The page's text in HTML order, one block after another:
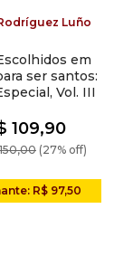
Luño
em
ser santos:
Vol. III
(27% off)
109,90
R$ 97,50